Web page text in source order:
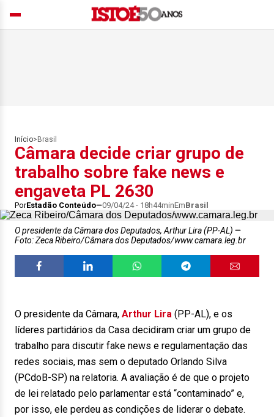
Início> Brasil
Câmara decide criar grupo de
trabalho sobre fake news e
engaveta PL 2630
PorEstadão Conteúdo 09/04/24 - 18h44minEmBrasil
O presidente da Câmara dos Deputados, Arthur Lira (PP-AL)
Foto: Zeca Ribeiro/Câmara dos Deputados/www.camara.leg.br
O presidente da Câmara, Arthur Lira (PP-AL), e os
líderes partidários da Casa decidiram criar um grupo de
trabalho para discutir fake news e regulamentação das
redes sociais, mas sem o deputado Orlando Silva
(PCdoB-SP) na relatoria. A avaliação é de que o projeto
de lei relatado pelo parlamentar está “contaminado” e,
por isso, ele perdeu as condições de liderar o debate.